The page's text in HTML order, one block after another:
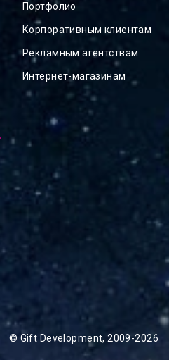
© Gift Development, 2009-2026
Портфолио
Корпоративным клиентам
Рекламным агентствам
Интернет-магазинам